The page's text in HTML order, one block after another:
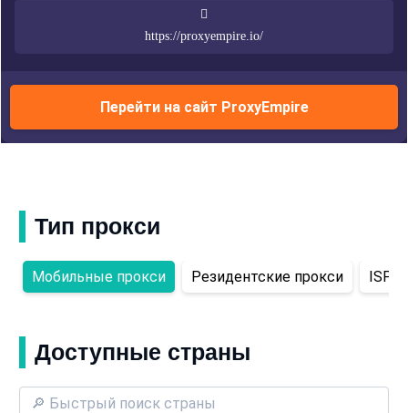
https://proxyempire.io/
Перейти на сайт ProxyEmpire
Тип прокси
Мобильные прокси Резидентские прокси ISP-
Доступные страны